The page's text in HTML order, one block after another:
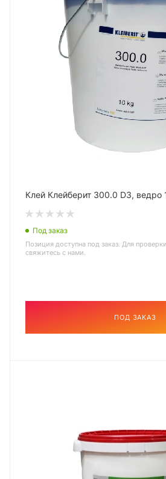
Клей Клейберит 300.0 D3, ведро
Под заказ
Позиция доступна под заказ. Для
свяжитесь с нами.
ПОД ЗАКАЗ